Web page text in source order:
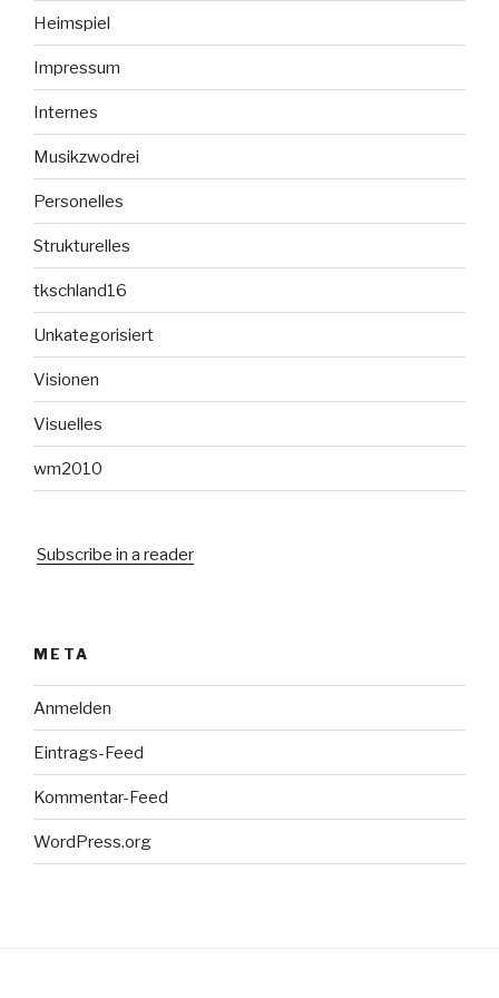
Heimspiel
Impressum
Internes
Musikzwodrei
Personelles
Strukturelles
tkschland16
Unkategorisiert
Visionen
Visuelles
wm2010
Subscribe in a reader
META
Anmelden
Eintrags-Feed
Kommentar-Feed
WordPress.org